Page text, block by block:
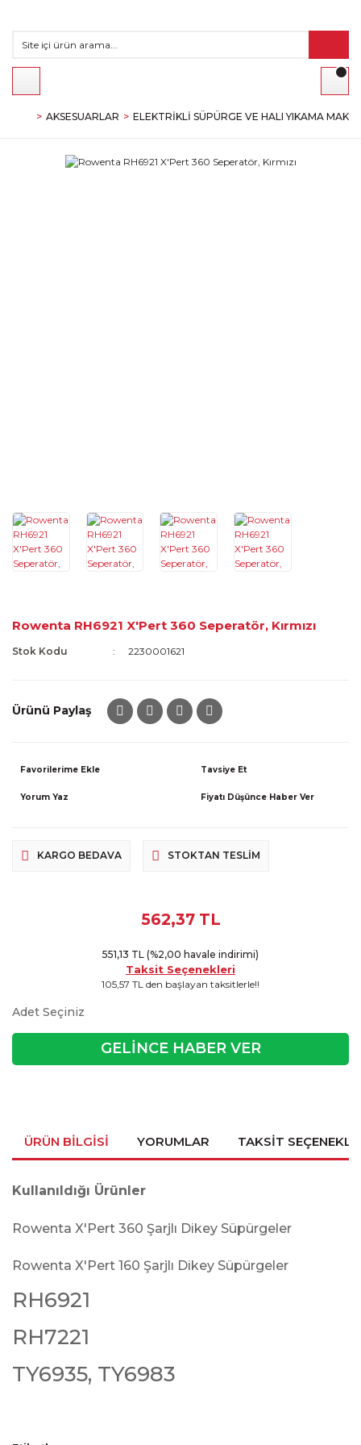
AKSESUARLAR ELEKTRIKLI SÜPÜRGE VE HALI YIKAMA
Rowenta RH6921 X'Pert 360 Seperatör, Kırmızı
Stok Kodu 2230001621
Ürünü Paylaş
Tavsiye Et
Yorum Yaz Fiyatı Düşünce Haber Ver
KARGO BEDAVA STOKTAN TESLIM
562,37 TL
551,13 TL (%2,00 havale indirimi)
Taksit Seçenekleri
105,57 TL den başlayan taksitlerle!!
Adet Seçiniz
GELİNCE HABER VER
ÜRÜN BILGISI YORUMLAR TAKSIT
Kullanıldığı Ürünler
Rowenta X'Pert 360 Şarjlı Dikey Süpürgeler
Rowenta X'Pert 160 Şarjlı Dikey Süpürgeler
RH6921
RH7221
TY6935, TY6983